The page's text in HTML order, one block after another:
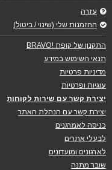
עזרה
ההזמנות שלי (שינוי / ביטול)
התקנון של קופת !BRAVO
תנאי השימוש במידע
מדיניות פרטיות
עוגיות ופרטיות
יצירת קשר עם שירות לקוחות
יצירת קשר עם הנהלת האתר
כניסה לאמרגנים
לבעלי אתרים
לארגונים ומועדונים
שובר מתנה